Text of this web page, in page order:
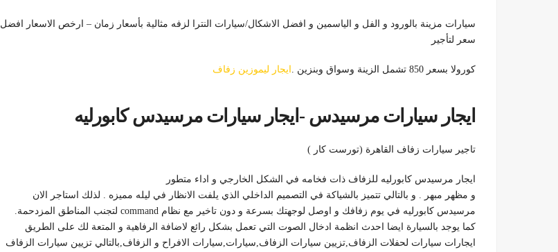
سيارات مزينة بالورود و الفل و الياسمين و افضل الاشكال/سيارات النترا لزفه مثالية بأسعار زمان – ارخص الاسعار افضل
سعر لتأجير
كورولا بسعر 850 تشمل الزينة وسواق وبنزين . ايجار ليموزين زفاف
ايجار سيارات مرسيدس -ايجار سيارات مرسيدس كابورليه
تاجير سيارات زفاف القاهرة (تورست كار )
ايجار مرسيدس كابورليه للزفاف ذات فخامه في الشكل الخارجي و اداء متطور
و مظهر مبهر . و بالتالي تتميز بالشياكة في التصميم الداخلي الذي يلفت الانظار في ليله مميزه . لذلك استاجر الان
مرسيدس كابورليه في يوم زفافك و اوصل لوجهتك بسرعة و دون تاخير مع نظام command لتجنب المناطق المزدحمة.
كما يوجد بالسيارة ايضا احدث انظمة ادخال الصوت التي تعمل بشكل رائع لاضافة الرفاهية و المتعة لك على الطريق
ايجارات سيارات لحفلات الزفاف,تزيين سيارات الزفاف,سيارات,سيارات الافراح و الزفاف,بالتالي تزيين سيارات الزفاف